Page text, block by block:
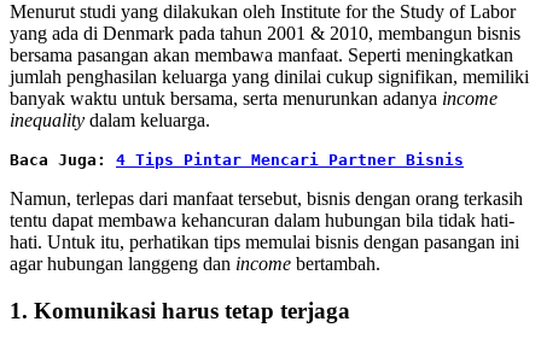
Menurut studi yang dilakukan oleh Institute for the Study of Labor
yang ada di Denmark pada tahun 2001 & 2010, membangun bisnis
bersama pasangan akan membawa manfaat. Seperti meningkatkan
jumlah penghasilan keluarga yang dinilai cukup signifikan, memiliki
banyak waktu untuk bersama, serta menurunkan adanya income
inequality dalam keluarga.
Baca Juga: 4 Tips Pintar Mencari Partner Bisnis
Namun, terlepas dari manfaat tersebut, bisnis dengan orang terkasih
tentu dapat membawa kehancuran dalam hubungan bila tidak hati-
hati. Untuk itu, perhatikan tips memulai bisnis dengan pasangan ini
agar hubungan langgeng dan income bertambah.
1. Komunikasi harus tetap terjaga